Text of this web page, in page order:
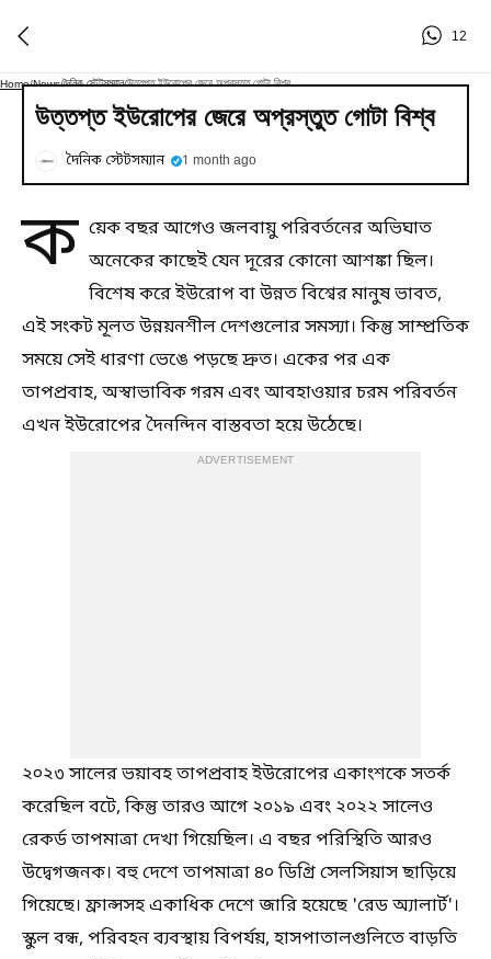
12
Home/News/দৈনিক স্টেটসম্যান/উত্তপ্ত ইউরোপের জেরে অপ্রস্তুত গোটা বিশ্ব
উত্তপ্ত ইউরোপের জেরে অপ্রস্তুত গোটা বিশ্ব
দৈনিক স্টেটসম্যান 1 month ago
ক য়েক বছর আগেও জলবায়ু পরিবর্তনের অভিঘাত
অনেকের কাছেই যেন দূরের কোনো আশঙ্কা ছিল।
বিশেষ করে ইউরোপ বা উন্নত বিশ্বের মানুষ ভাবত,
এই সংকট মূলত উন্নয়নশীল দেশগুলোর সমস্যা। কিন্তু সাম্প্রতিক
সময়ে সেই ধারণা ভেঙে পড়ছে দ্রুত। একের পর এক
তাপপ্রবাহ, অস্বাভাবিক গরম এবং আবহাওয়ার চরম পরিবর্তন
এখন ইউরোপের দৈনন্দিন বাস্তবতা হয়ে উঠেছে।
ADVERTISEMENT
২০২৩ সালের ভয়াবহ তাপপ্রবাহ ইউরোপের একাংশকে সতর্ক
করেছিল বটে, কিন্তু তারও আগে ২০১৯ এবং ২০২২ সালেও
রেকর্ড তাপমাত্রা দেখা গিয়েছিল। এ বছর পরিস্থিতি আরও
উদ্বেগজনক। বহু দেশে তাপমাত্রা ৪০ ডিগ্রি সেলসিয়াস ছাড়িয়ে
গিয়েছে। ফ্রান্সসহ একাধিক দেশে জারি হয়েছে 'রেড অ্যালার্ট'।
স্কুল বন্ধ, পরিবহন ব্যবস্থায় বিপর্যয়, হাসপাতালগুলিতে বাড়তি